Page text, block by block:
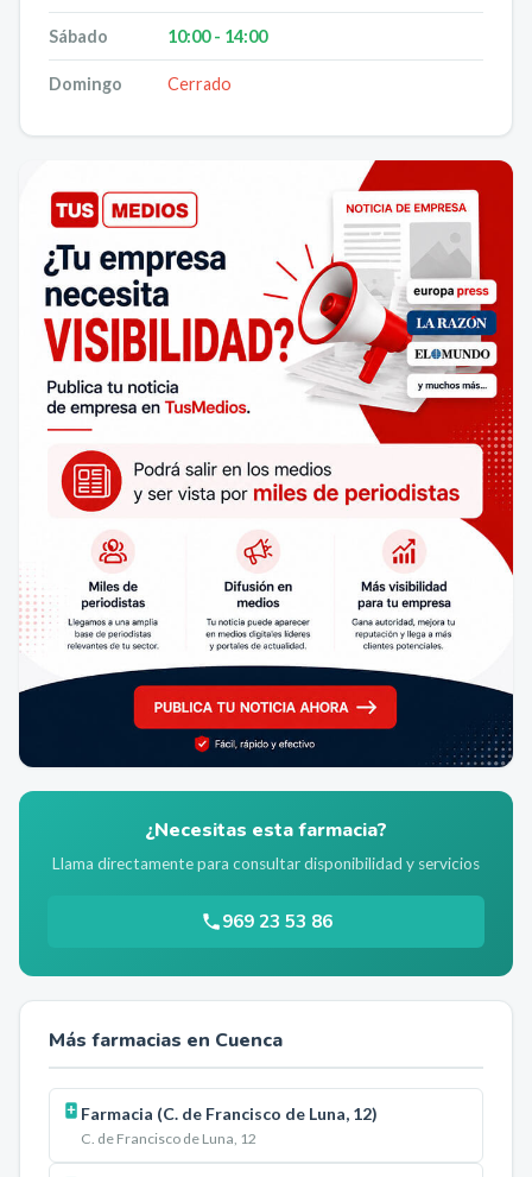
Sábado 10:00 - 14:00
Domingo Cerrado
¿Necesitas esta farmacia?
Llama directamente para consultar disponibilidad y servicios
969 23 53 86
Más farmacias en Cuenca
Farmacia (C. de Francisco de Luna, 12)
C. de Francisco de Luna, 12